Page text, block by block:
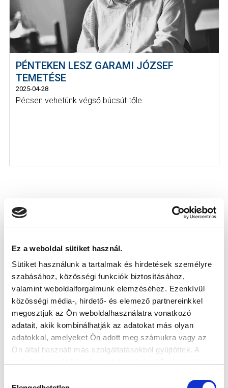
Ez a weboldal sütiket használ.
Sütiket használunk a tartalmak és hirdetések személyre
szabásához, közösségi funkciók biztosításához,
valamint weboldalforgalmunk elemzéséhez. Ezenkívül
közösségi média-, hirdető- és elemező partnereinkkel
megosztjuk az Ön weboldalhasználatra vonatkozó
adatait, akik kombinálhatják az adatokat más olyan
adatokkal, amelyeket Ön adott meg számukra vagy az
Ön által használt más szolgáltatásokból gyűjtöttek. A
PÉNTEKEN LESZ GARAMI JÓZSEF
TEMETÉSE
2025-04-28
Pécsen vehetünk végső búcsút tőle.
KÖVETKEZŐ MÉRKŐZÉS
SÁNDOR KÁROLY LABDARÚGÓ AKADÉMIA
MTK BUDAPEST II
VS
SZEKSZÁRDI UFC
MTK BUDAPEST HÍRLEVÉL
Ne maradjon le egy eseményről sem! Iratkozzon fel ingyenes